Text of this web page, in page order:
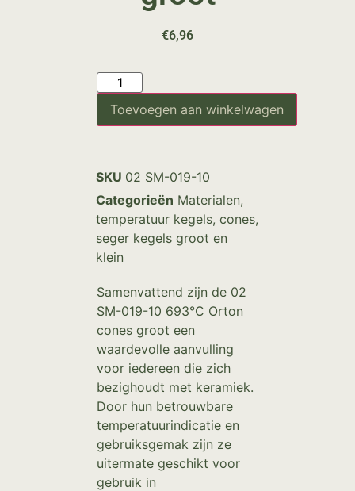
€6,96
Toevoegen aan winkelwagen
SKU 02 SM-019-10
Categorieën Materialen,
temperatuur kegels, cones,
seger kegels groot en
klein
Samenvattend zijn de 02
SM-019-10 693°C Orton
cones groot een
waardevolle aanvulling
voor iedereen die zich
bezighoudt met keramiek.
Door hun betrouwbare
temperatuurindicatie en
gebruiksgemak zijn ze
uitermate geschikt voor
gebruik in